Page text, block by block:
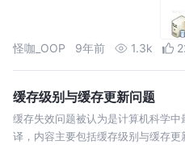
怪咖_OOP 9年前 1.3k
缓存级别与缓存更新问题
缓存失效问题被认为是计算机科学
译，内容主要包括缓存级别与缓存更